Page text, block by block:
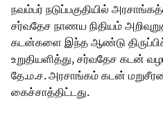
நவம்பர் நடுப்பகுதியில்
சர்வதேச நாணய நிதியம்
கடன்களை இந்த ஆண்டு
உறுதியளித்து, சர்வதேச கடன்
தே.ம.ச. அரசாங்கம் கடன்
கைச்சாத்திட்டது.